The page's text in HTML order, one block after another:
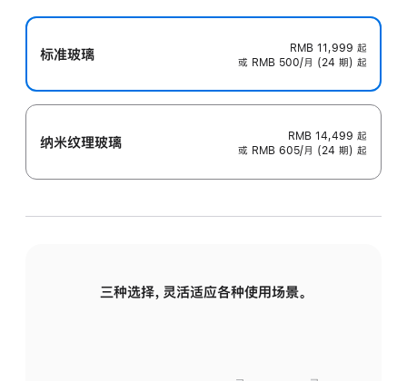
标准玻璃 RMB 11,999 起
或 RMB 500/月 (24 期) 起
纳米纹理玻璃 RMB 14,499 起
或 RMB 605/月 (24 期) 起
三种选择，灵活适应各种使用场景。